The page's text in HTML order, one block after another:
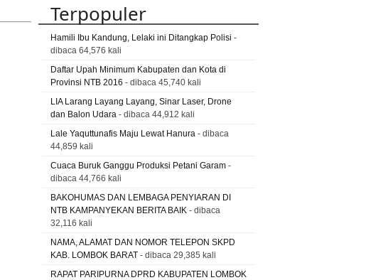
Terpopuler
Hamili Ibu Kandung, Lelaki ini Ditangkap Polisi -
dibaca 64,576 kali
Daftar Upah Minimum Kabupaten dan Kota di
Provinsi NTB 2016 - dibaca 45,740 kali
LIA Larang Layang Layang, Sinar Laser, Drone
dan Balon Udara - dibaca 44,912 kali
Lale Yaquttunafis Maju Lewat Hanura - dibaca
44,859 kali
Cuaca Buruk Ganggu Produksi Petani Garam -
dibaca 44,766 kali
BAKOHUMAS DAN LEMBAGA PENYIARAN DI
NTB KAMPANYEKAN BERITA BAIK - dibaca
32,116 kali
NAMA, ALAMAT DAN NOMOR TELEPON SKPD
KAB. LOMBOK BARAT - dibaca 29,385 kali
RAPAT PARIPURNA DPRD KABUPATEN LOMBOK